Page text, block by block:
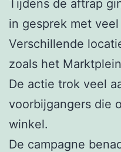
Tijdens de aftrap
in gesprek met
Verschillende
zoals het
De actie trok veel
voorbijgangers die
winkel.
De campagne